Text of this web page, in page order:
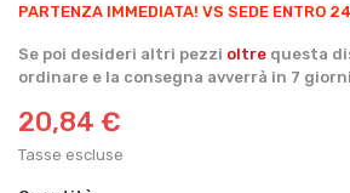
PARTENZA IMMEDIATA! VS SEDE ENTRO
Se poi desideri altri pezzi oltre questa
ordinare e la consegna avverrà in 7
20,84 €
Tasse escluse